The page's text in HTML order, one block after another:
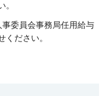
。
委員会事務局任用給与
ださい。